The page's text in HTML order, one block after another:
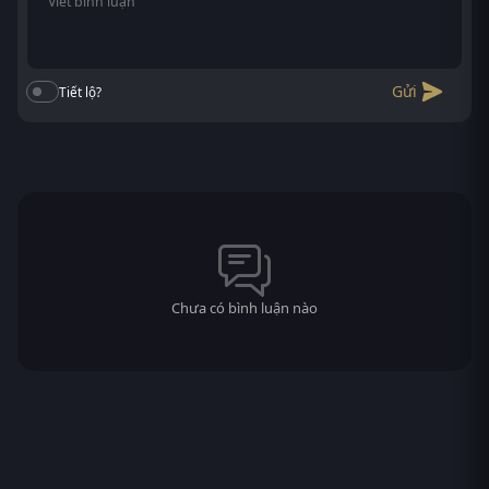
Tiết lộ? Gửi
Chưa có bình luận nào